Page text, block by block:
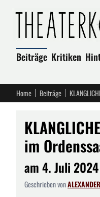
Beiträge Kritiken
Home Beiträge
im
am 4. Juli 2024
Geschrieben von